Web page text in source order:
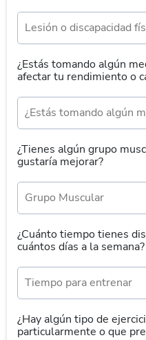
¿Estás tomando algún
afectar tu rendimiento o
¿Tienes algún grupo
gustaría mejorar?
¿Cuánto tiempo tienes
cuántos días a la semana?
¿Hay algún tipo de
particularmente o que